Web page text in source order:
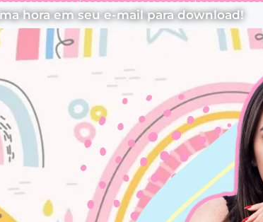
hora em seu e-mail para download!